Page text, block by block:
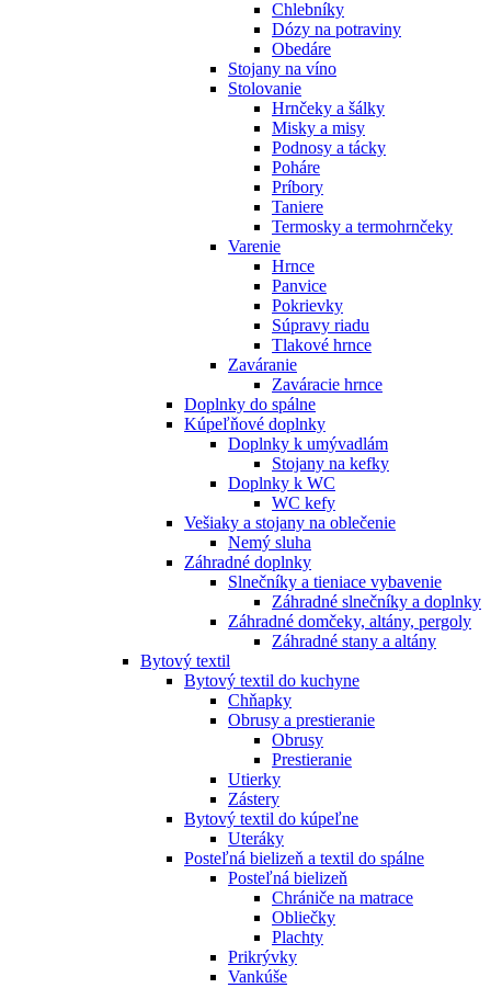
Chlebníky
Dózy na potraviny
Obedáre
Stojany na víno
Stolovanie
Hrnčeky a šálky
Misky a misy
Podnosy a tácky
Poháre
Príbory
Taniere
Termosky a termohrnčeky
Varenie
Hrnce
Panvice
Pokrievky
Súpravy riadu
Tlakové hrnce
Zaváranie
Zaváracie hrnce
Doplnky do spálne
Kúpeľňové doplnky
Doplnky k umývadlám
Stojany na kefky
Doplnky k WC
WC kefy
Vešiaky a stojany na oblečenie
Nemý sluha
Záhradné doplnky
Slnečníky a tieniace vybavenie
Záhradné slnečníky a doplnky
Záhradné domčeky, altány, pergoly
Záhradné stany a altány
Bytový textil
Bytový textil do kuchyne
Chňapky
Obrusy a prestieranie
Obrusy
Prestieranie
Utierky
Zástery
Bytový textil do kúpeľne
Uteráky
Posteľná bielizeň a textil do spálne
Posteľná bielizeň
Chrániče na matrace
Obliečky
Plachty
Prikrývky
Vankúše